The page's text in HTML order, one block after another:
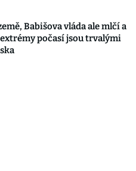
Babišova vláda ale mlčí a
počasí jsou trvalými